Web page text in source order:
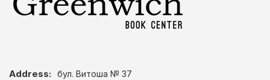
Address: бул. Витоша № 37